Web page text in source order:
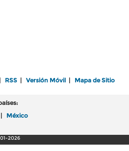
RSS Versión Móvil Mapa de Sitio
México
2026